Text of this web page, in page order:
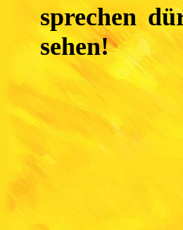
sprechen
sehen!